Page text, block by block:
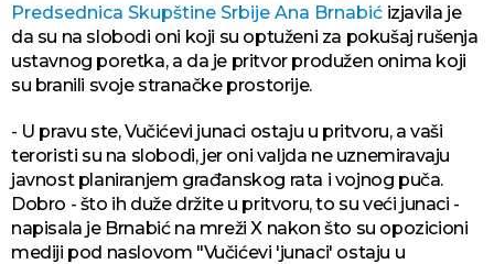
Predsednica Skupštine Srbije Ana Brnabić izjavila je
da su na slobodi oni koji su optuženi za pokušaj rušenja
ustavnog poretka, a da je pritvor produžen onima koji
su branili svoje stranačke prostorije.
- U pravu ste, Vučićevi junaci ostaju u pritvoru, a vaši
teroristi su na slobodi, jer oni valjda ne uznemiravaju
javnost planiranjem građanskog rata i vojnog puča.
Dobro - što ih duže držite u pritvoru, to su veći junaci -
napisala je Brnabić na mreži X nakon što su opozicioni
mediji pod naslovom "Vučićevi 'junaci' ostaju u